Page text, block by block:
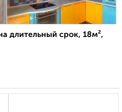
длительный срок, 18м²,